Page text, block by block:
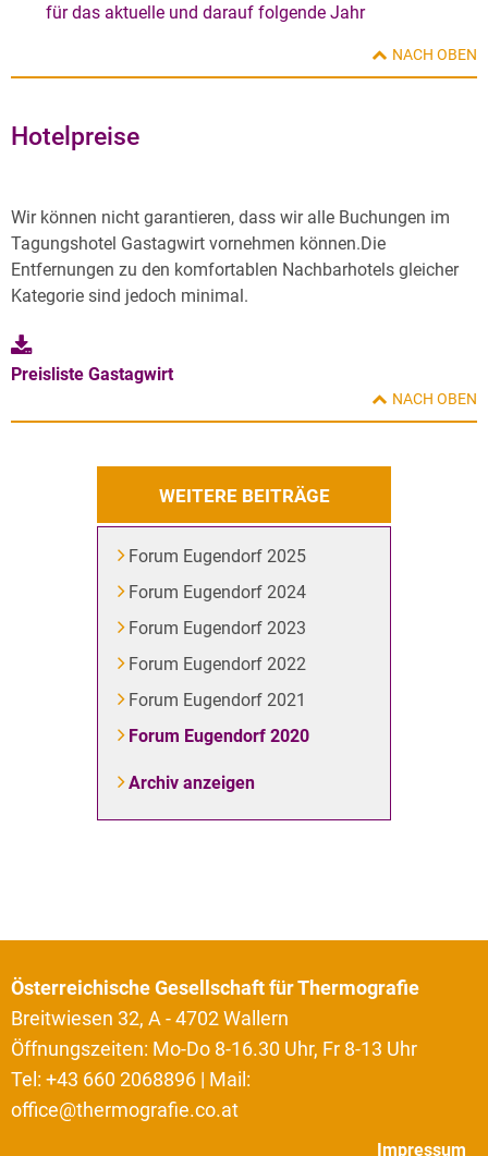
für das aktuelle und darauf folgende Jahr
NACH OBEN
Hotelpreise
Wir können nicht garantieren, dass wir alle Buchungen im
Tagungshotel Gastagwirt vornehmen können.Die
Entfernungen zu den komfortablen Nachbarhotels gleicher
Kategorie sind jedoch minimal.
Preisliste Gastagwirt
NACH OBEN
WEITERE BEITRÄGE
Forum Eugendorf 2025
Forum Eugendorf 2024
Forum Eugendorf 2023
Forum Eugendorf 2022
Forum Eugendorf 2021
Forum Eugendorf 2020
Archiv anzeigen
Österreichische Gesellschaft für Thermografie
Breitwiesen 32, A - 4702 Wallern
Öffnungszeiten: Mo-Do 8-16.30 Uhr, Fr 8-13 Uhr
Tel: +43 660 2068896 | Mail:
office@thermografie.co.at
Impressum